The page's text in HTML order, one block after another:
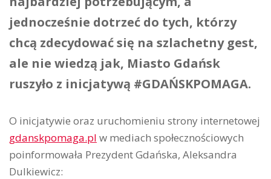
jednocześnie dotrzeć do tych, którzy
chcą zdecydować się na szlachetny gest,
ale nie wiedzą jak, Miasto Gdańsk
ruszyło z inicjatywą #GDAŃSKPOMAGA.
O inicjatywie oraz uruchomieniu strony internetowej
gdanskpomaga.pl w mediach społecznościowych
poinformowała Prezydent Gdańska, Aleksandra
Dulkiewicz: